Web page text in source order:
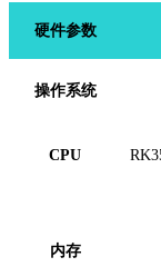
硬件参数
操作系统
CPU
内存